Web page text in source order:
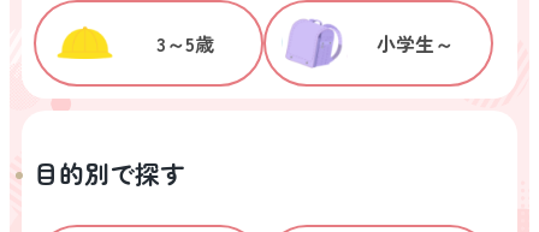
3～5歳 小学生～
目的別で探す